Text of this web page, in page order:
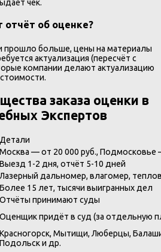
чек.
отчёт об оценке?
прошло больше, цены на материалы
актуализация (пересчёт с
компании делают актуализацию
заказа оценки в
Экспертов
Детали
Москва — от 20 000 руб., Подмосковье
Выезд 1-2 дня, отчёт 5-10 дней
Лазерный дальномер, влагомер,
Более 15 лет, тысячи выигранных дел
Отчёты принимают суды
Оценщик придёт в суд (за отдельную
Красногорск, Мытищи, Люберцы,
Подольск и др.